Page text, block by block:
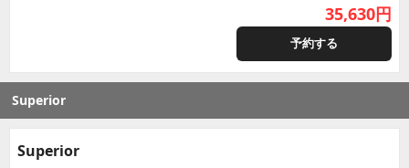
35,630円
予約する
Superior
Superior